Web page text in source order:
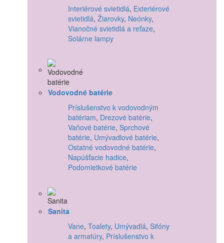
Interiérové svietidlá, Exteriérové
svietidlá, Žiarovky, Neónky,
Vianočné svietidlá a reťaze,
Solárne lampy
Vodovodné batérie
Príslušenstvo k vodovodným
batériam, Drezové batérie,
Vaňové batérie, Sprchové
batérie, Umývadlové batérie,
Ostatné vodovodné batérie,
Napúšťacie hadice,
Podomietkové batérie
Sanita
Vane, Toalety, Umývadlá, Sifóny
a armatúry, Príslušenstvo k